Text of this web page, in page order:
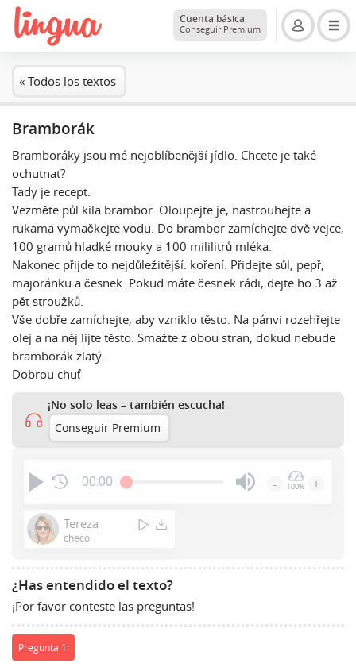
Cuenta básica
Conseguir Premium
« Todos los textos
Bramborák
Bramboráky jsou mé nejoblíbenější jídlo. Chcete je také
ochutnat?
Tady je recept:
Vezměte půl kila brambor. Oloupejte je, nastrouhejte a
rukama vymačkejte vodu. Do brambor zamíchejte dvě vejce,
100 gramů hladké mouky a 100 mililitrů mléka.
Nakonec přijde to nejdůležitější: koření. Přidejte sůl, pepř,
majoránku a česnek. Pokud máte česnek rádi, dejte ho 3 až
pět stroužků.
Vše dobře zamíchejte, aby vzniklo těsto. Na pánvi rozehřejte
olej a na něj lijte těsto. Smažte z obou stran, dokud nebude
bramborák zlatý.
Dobrou chuť
¡No solo leas – también escucha!
Conseguir Premium
00:00 - 100% +
Tereza
checo
¿Has entendido el texto?
¡Por favor conteste las preguntas!
Pregunta 1: